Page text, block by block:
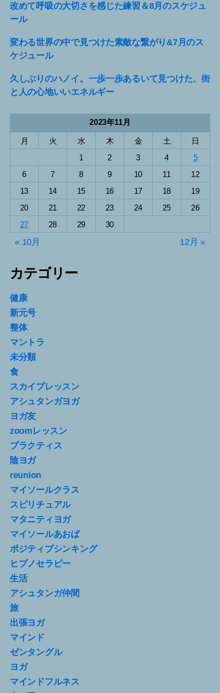
改めて呼吸の大切さを感じた練習＆8月のスケジュ
ール
変わる世界の中で見つけた素敵な繋がり&7月のス
ケジュール
久しぶりのハノイ。一歩一歩あるいて見つけた、街
と人の心地いいエネルギー
2023年11月
月 火 水 木 金 土
日
1
2 3 4
5
6
7 8 9 10 11
12
13
14 15 16 17 18
19
20
21 22 23 24 25
26
27
28 29 30
« 10月 12月 »
カテゴリー
健康
新元号
整体
マントラ
未分類
食
スカイプレッスン
アシュタンガヨガ
ヨガ友
zoomレッスン
プラクティス
陰ヨガ
reunion
マイソールクラス
スピリチュアル
マタニティヨガ
マイソールあおば
ポジティブシンキング
ヒプノセラピー
生活
アシュタンガ仲間
旅
出張ヨガ
マインド
ゼンタングル
ヨガ
マインドフルネス